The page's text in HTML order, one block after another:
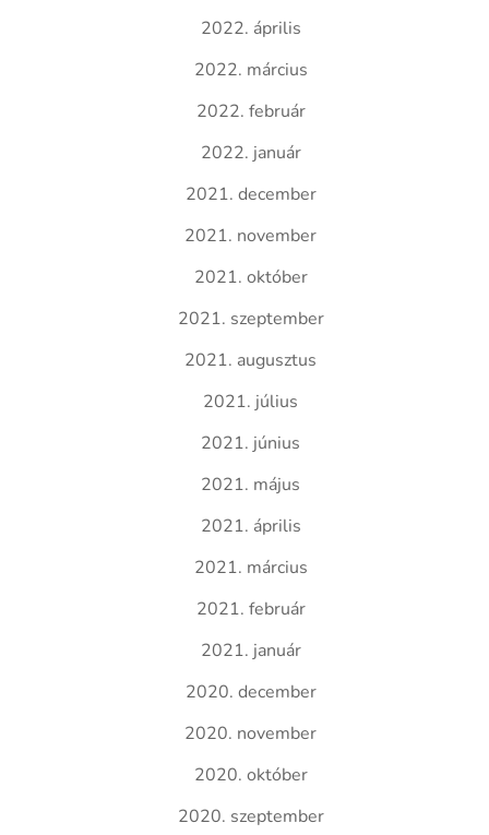
2022. április
2022. március
2022. február
2022. január
2021. december
2021. november
2021. október
2021. szeptember
2021. augusztus
2021. július
2021. június
2021. május
2021. április
2021. március
2021. február
2021. január
2020. december
2020. november
2020. október
2020. szeptember